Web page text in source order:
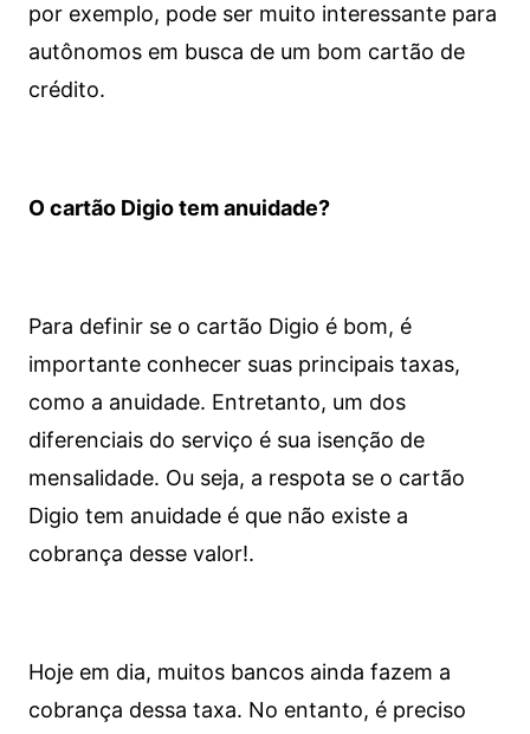
por exemplo, pode ser muito interessante para
autônomos em busca de um bom cartão de
crédito.
O cartão Digio tem anuidade?
Para definir se o cartão Digio é bom, é
importante conhecer suas principais taxas,
como a anuidade. Entretanto, um dos
diferenciais do serviço é sua isenção de
mensalidade. Ou seja, a respota se o cartão
Digio tem anuidade é que não existe a
cobrança desse valor!.
Hoje em dia, muitos bancos ainda fazem a
cobrança dessa taxa. No entanto, é preciso